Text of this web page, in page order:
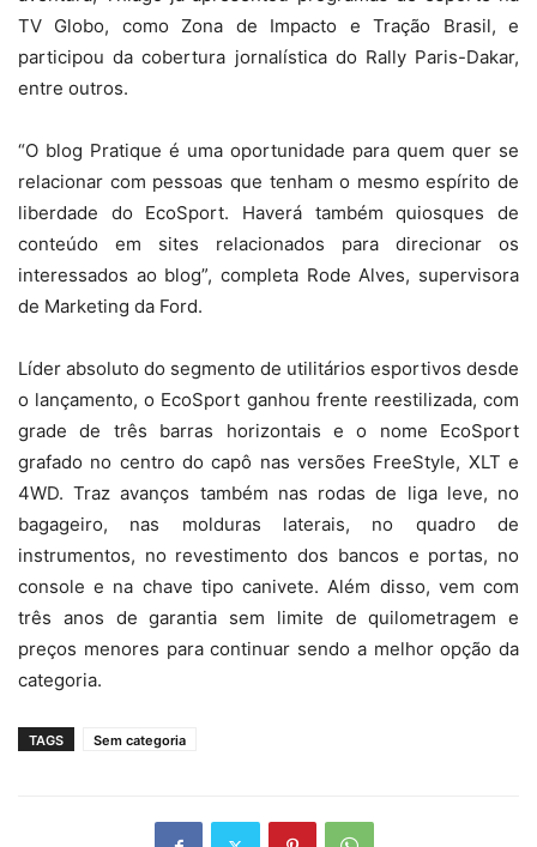
TV Globo, como Zona de Impacto e Tração Brasil, e
participou da cobertura jornalística do Rally Paris-Dakar,
entre outros.
“O blog Pratique é uma oportunidade para quem quer se
relacionar com pessoas que tenham o mesmo espírito de
liberdade do EcoSport. Haverá também quiosques de
conteúdo em sites relacionados para direcionar os
interessados ao blog”, completa Rode Alves, supervisora
de Marketing da Ford.
Líder absoluto do segmento de utilitários esportivos desde
o lançamento, o EcoSport ganhou frente reestilizada, com
grade de três barras horizontais e o nome EcoSport
grafado no centro do capô nas versões FreeStyle, XLT e
4WD. Traz avanços também nas rodas de liga leve, no
bagageiro, nas molduras laterais, no quadro de
instrumentos, no revestimento dos bancos e portas, no
console e na chave tipo canivete. Além disso, vem com
três anos de garantia sem limite de quilometragem e
preços menores para continuar sendo a melhor opção da
categoria.
TAGS Sem categoria